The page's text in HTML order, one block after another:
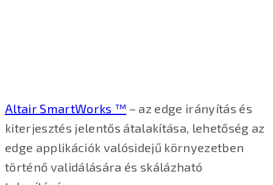
Altair SmartWorks ™ – az edge irányítás és
kiterjesztés jelentős átalakítása, lehetőség az
edge applikációk valósidejű környezetben
történő validálására és skálázható